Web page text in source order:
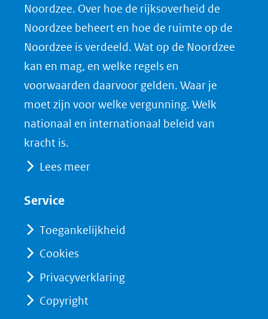
F
a
c
e
b
o
o
in
(verwijst
een
andere
website)
L
i
n
k
e
d
I
(verwijst
andere
X
(opent
in
nieuw
venster)
(verwijst
naar
d
P
D
F
Noordzee. Over hoe de rijksoverheid de
Noordzee beheert en hoe de ruimte op de
Noordzee is verdeeld. Wat op de Noordzee
kan en mag, en welke regels en
voorwaarden daarvoor gelden. Waar je
moet zijn voor welke vergunning. Welk
nationaal en internationaal beleid van
kracht is.
Lees meer
Service
Toegankelijkheid
Cookies
Privacyverklaring
Copyright